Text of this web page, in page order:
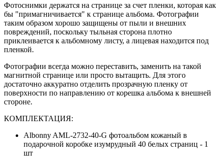
Фотоснимки держатся на странице за счет пленки, которая как
бы "примагничивается" к странице альбома. Фотографии
таким образом хорошо защищены от пыли и внешних
повреждений, поскольку тыльная сторона плотно
приклеивается к альбомному листу, а лицевая находится под
пленкой.
Фотографии всегда можно переставить, заменить на такой
магнитной странице или просто вытащить. Для этого
достаточно аккуратно отделить прозрачную пленку от
поверхности по направлению от корешка альбома к внешней
стороне.
КОМПЛЕКТАЦИЯ:
Albonny AML-2732-40-G фотоальбом кожаный в
подарочной коробке изумрудный 40 белых страниц - 1
шт